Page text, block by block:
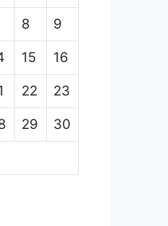
8 9
15 16
22 23
29 30